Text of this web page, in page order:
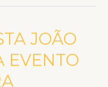
JOÃO
EVENTO